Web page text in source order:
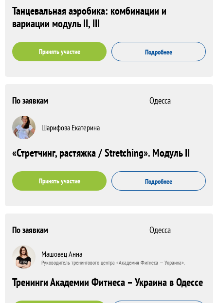
Танцевальная аэробика: комбинации и
вариации модуль II, III
Принять участие Подробнее
По заявкам Одесса
Шарифова Екатерина
«Стретчинг, растяжка / Stretching». Модуль ІІ
Принять участие Подробнее
По заявкам Одесса
Машовец Анна
Руководитель тренингового центра «Академия Фитнеса — Украина».
Тренинги Академии Фитнеса – Украина в Одессе